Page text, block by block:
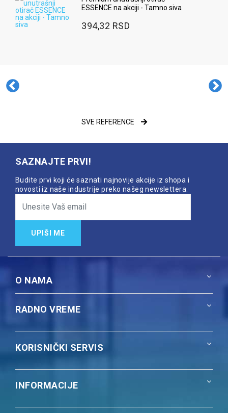
ESSENCE na akciji - Tamno siva
394,32 RSD
SVE REFERENCE
SAZNAJTE PRVI!
Budite prvi koji će saznati najnovije akcije iz shopa i
novosti iz naše industrije preko našeg newslettera.
UPIŠI ME
O NAMA
RADNO VREME
KORISNIČKI SERVIS
INFORMACIJE